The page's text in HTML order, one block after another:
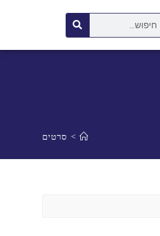
> סרטים